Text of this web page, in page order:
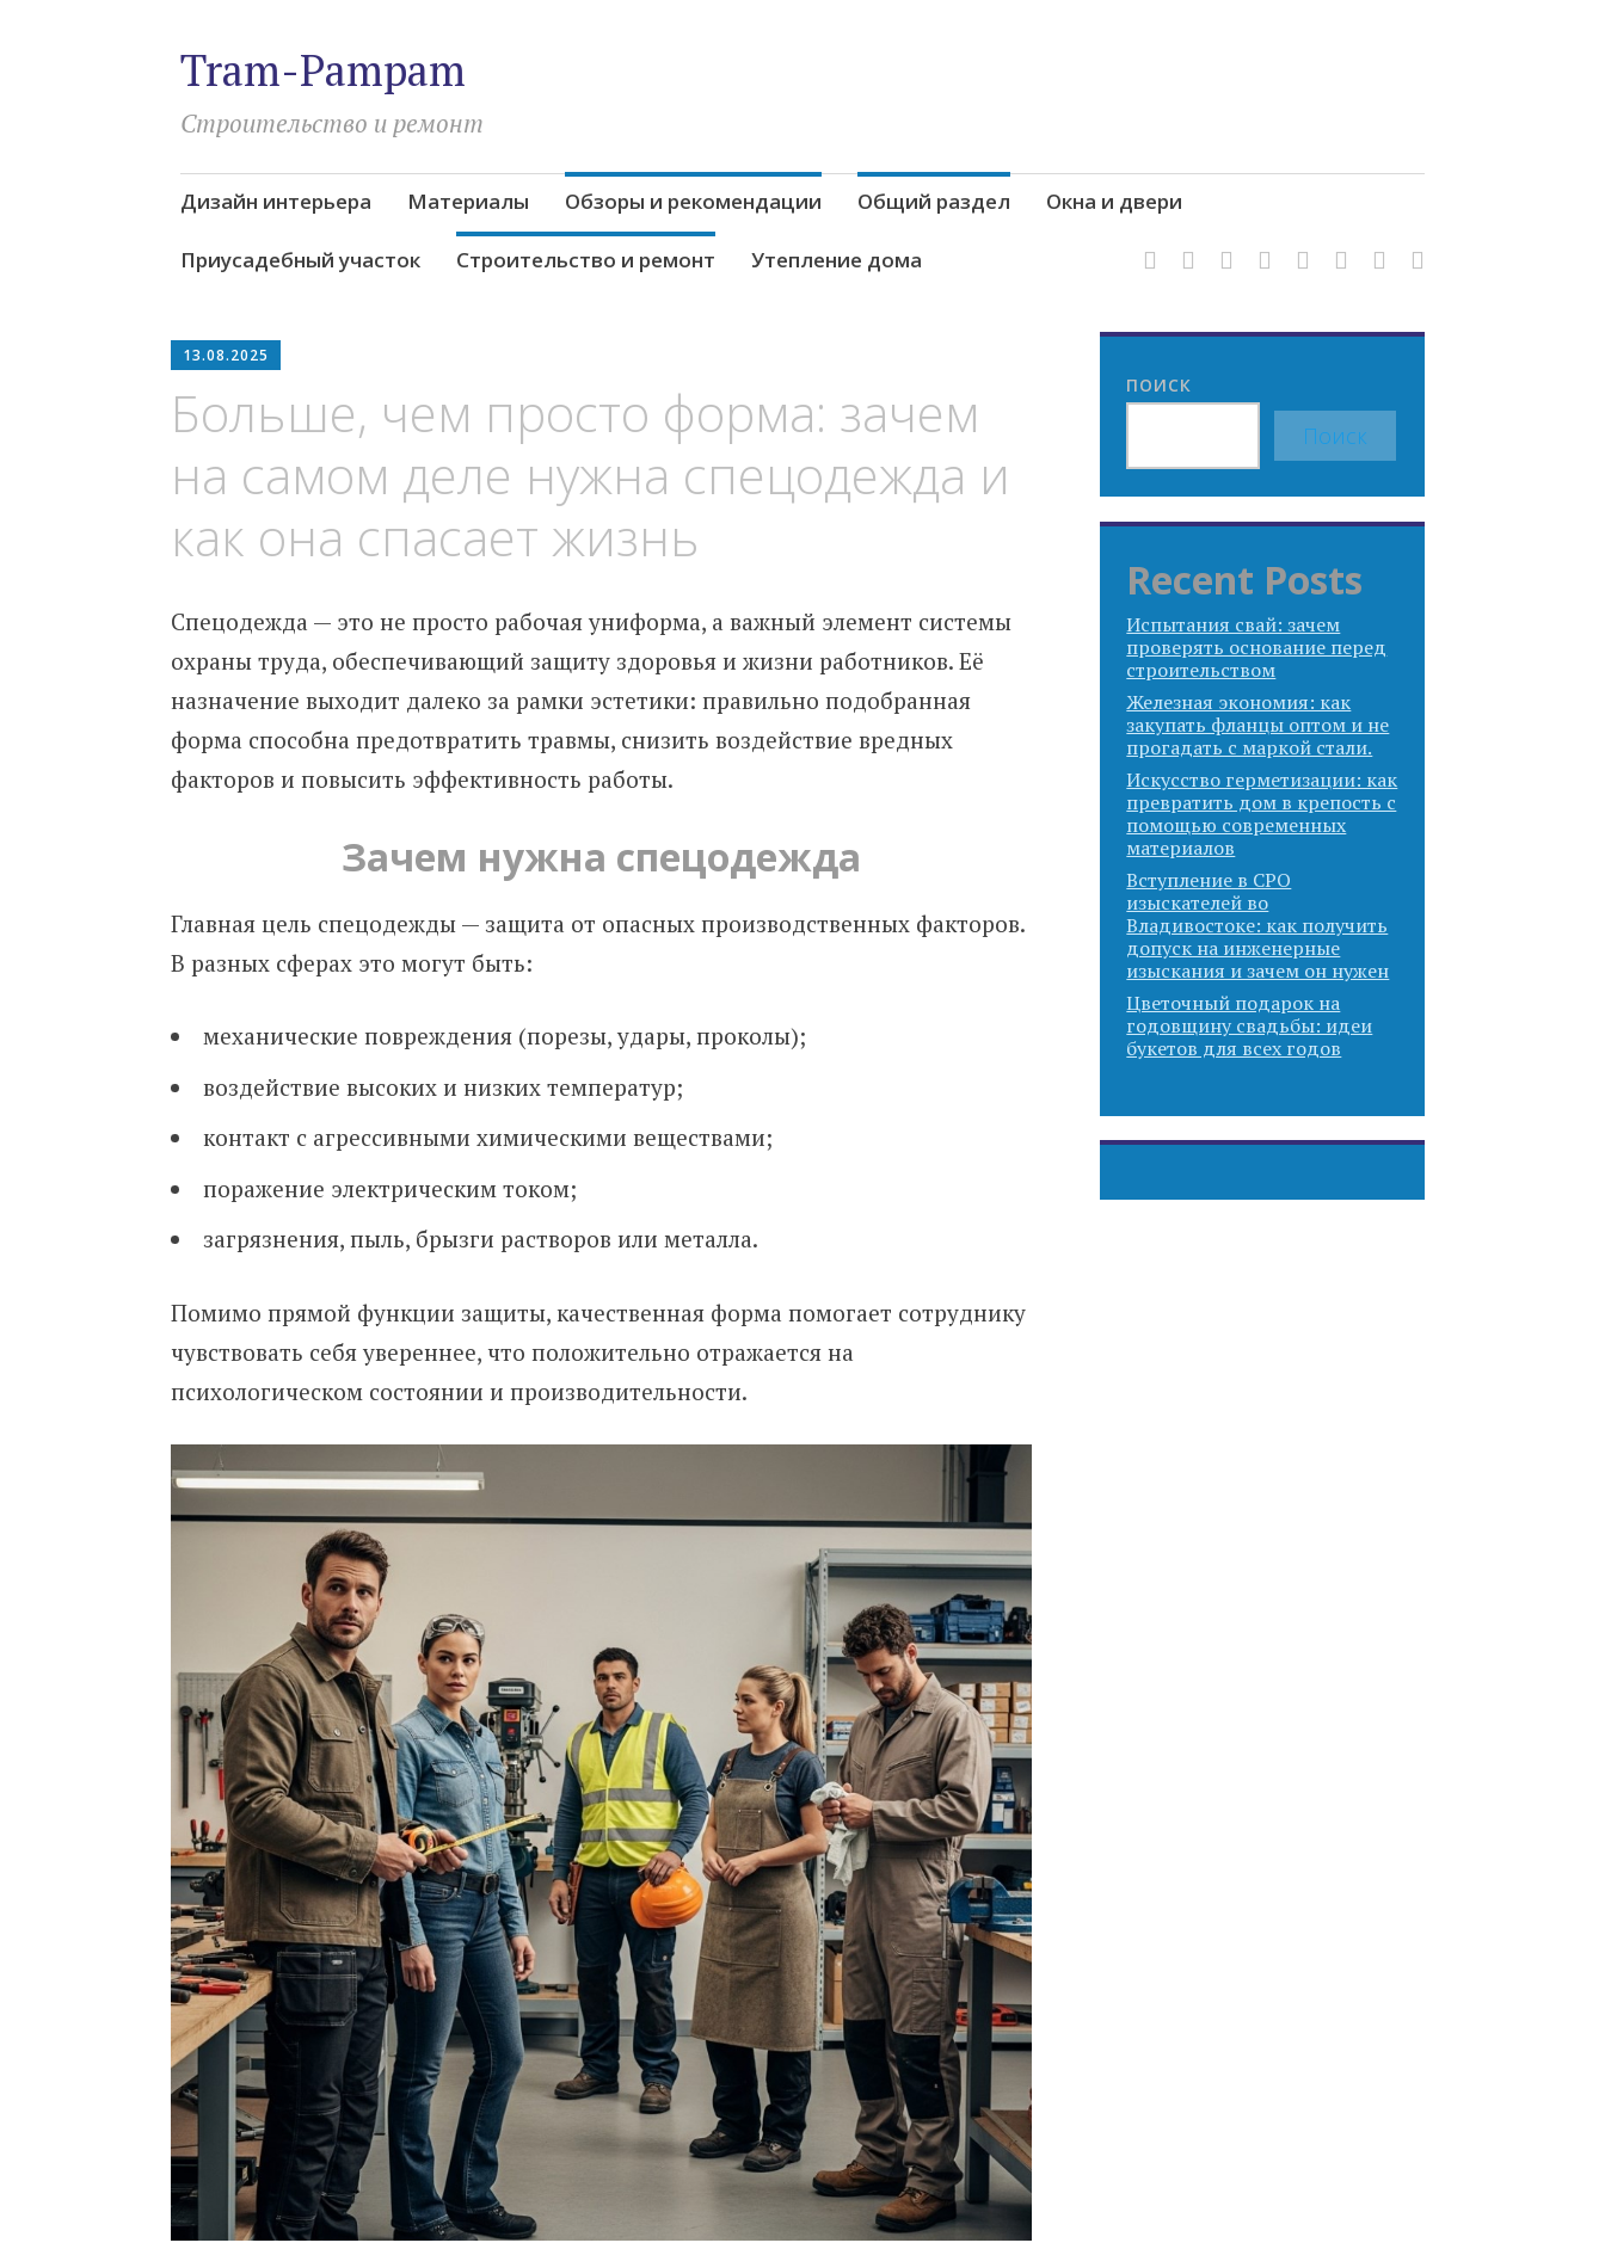
Tram-Pampam
Строительство и ремонт
Skip
to
content
Дизайн интерьера Материалы Обзоры и рекомендации Общий раздел Окна и двери
Приусадебный участок Строительство и ремонт Утепление дома
13.08.2025
Больше, чем просто форма: зачем
на самом деле нужна спецодежда и
как она спасает жизнь
Спецодежда — это не просто рабочая униформа, а важный элемент системы
охраны труда, обеспечивающий защиту здоровья и жизни работников. Её
назначение выходит далеко за рамки эстетики: правильно подобранная
форма способна предотвратить травмы, снизить воздействие вредных
факторов и повысить эффективность работы.
Зачем нужна спецодежда
Главная цель спецодежды — защита от опасных производственных факторов.
В разных сферах это могут быть:
механические повреждения (порезы, удары, проколы);
воздействие высоких и низких температур;
контакт с агрессивными химическими веществами;
поражение электрическим током;
загрязнения, пыль, брызги растворов или металла.
Помимо прямой функции защиты, качественная форма помогает сотруднику
чувствовать себя увереннее, что положительно отражается на
психологическом состоянии и производительности.
ПОИСК
Поиск
Recent Posts
Испытания свай: зачем
проверять основание перед
строительством
Железная экономия: как
закупать фланцы оптом и не
прогадать с маркой стали.
Искусство герметизации: как
превратить дом в крепость с
помощью современных
материалов
Вступление в СРО
изыскателей во
Владивостоке: как получить
допуск на инженерные
изыскания и зачем он нужен
Цветочный подарок на
годовщину свадьбы: идеи
букетов для всех годов